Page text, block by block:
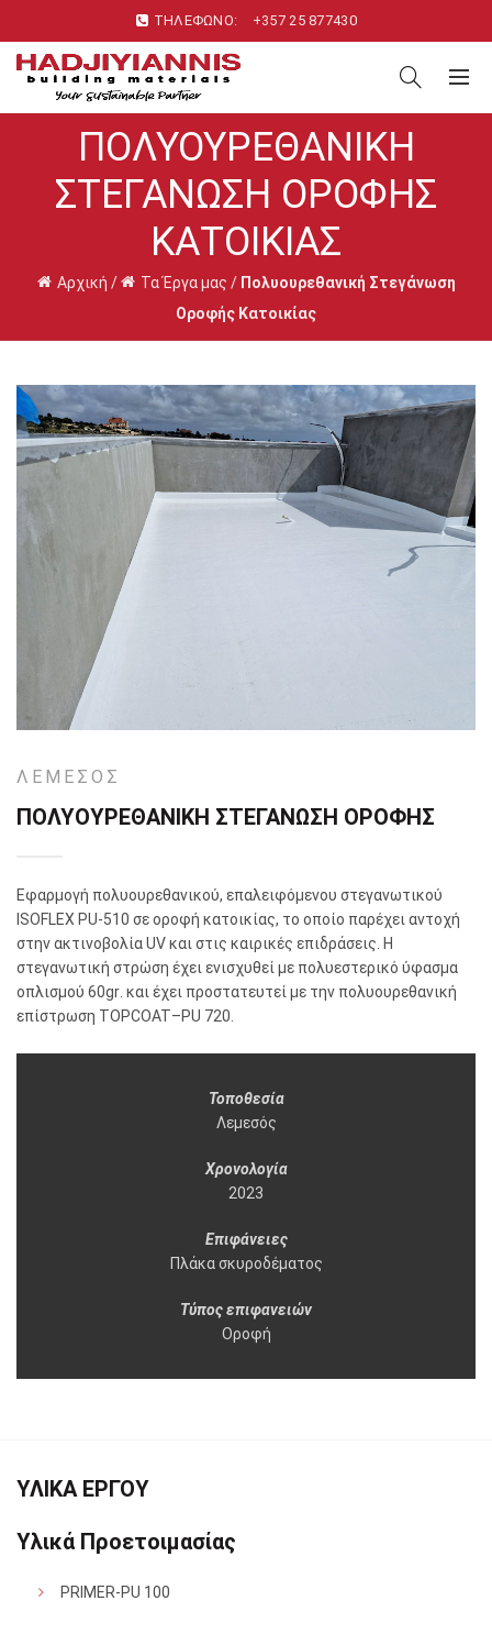
ΤΗΛΕΦΩΝΟ: +357 25 877430
ΠΟΛΥΟΥΡΕΘΑΝΙΚΉ
ΣΤΕΓΆΝΩΣΗ ΟΡΟΦΉΣ
ΚΑΤΟΙΚΊΑΣ
Αρχική / Τα Έργα μας / Πολυουρεθανική Στεγάνωση
Οροφής Κατοικίας
ΛΕΜΕΣΟΣ
ΠΟΛΥΟΥΡΕΘΑΝΙΚΗ ΣΤΕΓΑΝΩΣΗ ΟΡΟΦΗΣ
Εφαρμογή πολυουρεθανικού, επαλειφόμενου στεγανωτικού
ISOFLEX PU-510 σε οροφή κατοικίας, το οποίο παρέχει αντοχή
στην ακτινοβολίαUVκαι στις καιρικές επιδράσεις. Η
στεγανωτική στρώση έχει ενισχυθεί με πολυεστερικό ύφασμα
οπλισμού 60gr . και έχει προστατευτεί με την πολυουρεθανική
επίστρωση TOPCOAT–PU 720.
Τοποθεσία
Λεμεσός
Χρονολογία
2023
Επιφάνειες
Πλάκα σκυροδέματος
Τύπος επιφανειών
Οροφή
ΥΛΙΚΑ ΕΡΓΟΥ
Υλικά Προετοιμασίας
PRIMER-PU 100